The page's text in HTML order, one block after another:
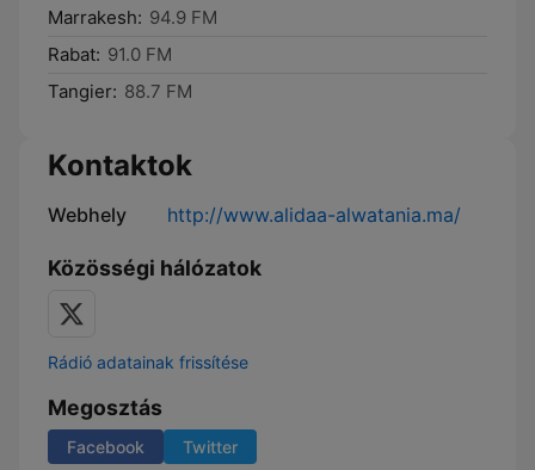
Marrakesh: 94.9 FM
Rabat: 91.0 FM
Tangier: 88.7 FM
Kontaktok
Webhely http://www.alidaa-alwatania.ma/
Közösségi hálózatok
Rádió adatainak frissítése
Megosztás
Facebook Twitter